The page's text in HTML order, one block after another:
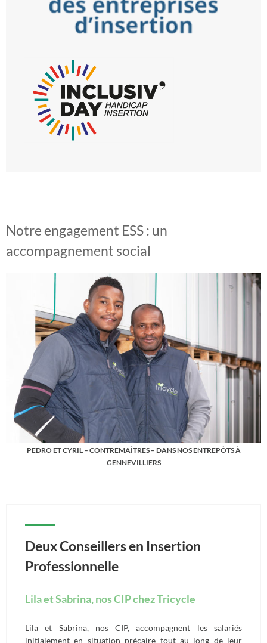
Notre engagement ESS : un
accompagnement social
PEDRO ET CYRIL – CONTREMAÎTRES – DANS NOS ENTREPÔTS À
GENNEVILLIERS
Deux Conseillers en Insertion
Professionnelle
Lila et Sabrina, nos CIP chez Tricycle
Lila et Sabrina, nos CIP, accompagnent les salariés
initialement en situation précaire tout au long de leur